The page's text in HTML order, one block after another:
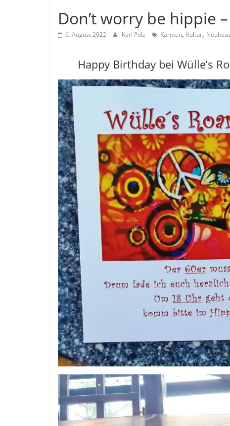
Don’t worry be hippie
6. August 2022 Karl Pölz Kärnten, Kultur, Neuhaus
Happy Birthday bei Wülle’s